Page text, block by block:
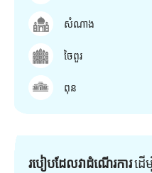
សំណាង
ចៃពួរ
ពុន
របៀបដែលវាដំណើរការដើ